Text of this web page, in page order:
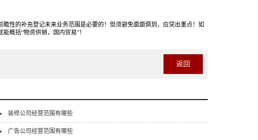
的补充登记未来业务范围是必要的！但须避免面面俱到，应突出重点！如
概括“物资供销，国内贸易”！
返回
装修公司经营范围有哪些
广告公司经营范围有哪些